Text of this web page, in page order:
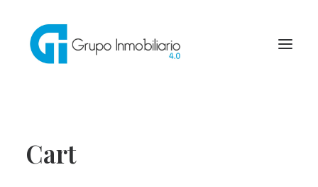
Cart